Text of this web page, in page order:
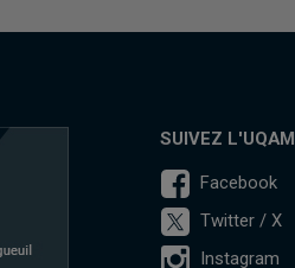
SUIVEZ L'UQAM
Facebook
Twitter / X
Instagram